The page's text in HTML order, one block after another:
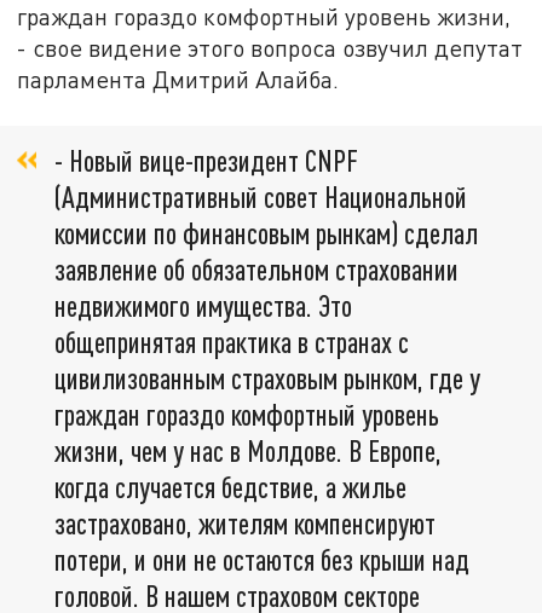
граждан гораздо комфортный уровень жизни,
- свое видение этого вопроса озвучил депутат
парламента Дмитрий Алайба.
- Новый вице-президент CNPF
(Административный совет Национальной
комиссии по финансовым рынкам) сделал
заявление об обязательном страховании
недвижимого имущества. Это
общепринятая практика в странах с
цивилизованным страховым рынком, где у
граждан гораздо комфортный уровень
жизни, чем у нас в Молдове. В Европе,
когда случается бедствие, а жилье
застраховано, жителям компенсируют
потери, и они не остаются без крыши над
головой. В нашем страховом секторе